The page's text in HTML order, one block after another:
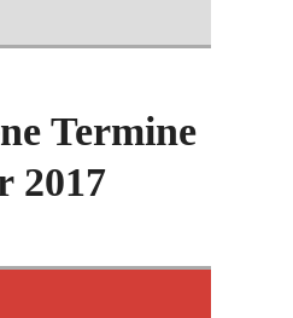
Termine
2017